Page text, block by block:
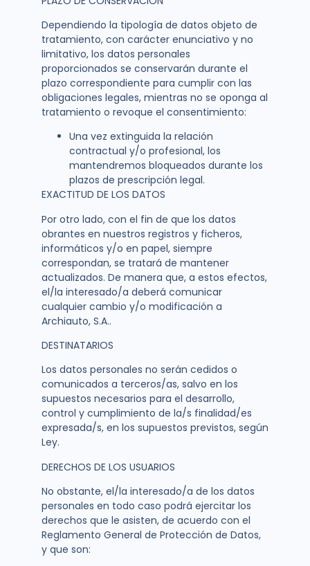
Dependiendo la tipología de datos objeto de
tratamiento, con carácter enunciativo y no
limitativo, los datos personales
proporcionados se conservarán durante el
plazo correspondiente para cumplir con las
obligaciones legales, mientras no se oponga al
tratamiento o revoque el consentimiento:
Una vez extinguida la relación
contractual y/o profesional, los
mantendremos bloqueados durante los
plazos de prescripción legal.
EXACTITUD DE LOS DATOS
Por otro lado, con el fin de que los datos
obrantes en nuestros registros y ficheros,
informáticos y/o en papel, siempre
correspondan, se tratará de mantener
actualizados. De manera que, a estos efectos,
el/la interesado/a deberá comunicar
cualquier cambio y/o modificación a
Archiauto, S.A..
DESTINATARIOS
Los datos personales no serán cedidos o
comunicados a terceros/as, salvo en los
supuestos necesarios para el desarrollo,
control y cumplimiento de la/s finalidad/es
expresada/s, en los supuestos previstos, según
Ley.
DERECHOS DE LOS USUARIOS
No obstante, el/la interesado/a de los datos
personales en todo caso podrá ejercitar los
derechos que le asisten, de acuerdo con el
Reglamento General de Protección de Datos,
y que son: